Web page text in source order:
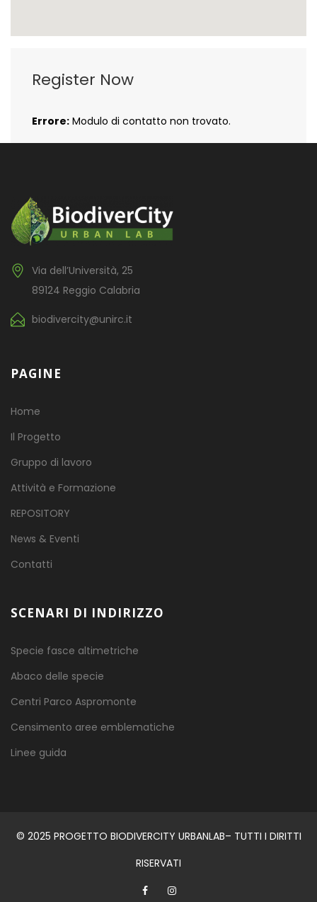
Register Now
Errore: Modulo di contatto non trovato.
Via dell’Università, 25
89124 Reggio Calabria
biodivercity@unirc.it
PAGINE
Home
Il Progetto
Gruppo di lavoro
Attività e Formazione
REPOSITORY
News & Eventi
Contatti
SCENARI DI INDIRIZZO
Specie fasce altimetriche
Abaco delle specie
Centri Parco Aspromonte
Censimento aree emblematiche
Linee guida
© 2025 PROGETTO BIODIVERCITY URBANLAB– TUTTI I DIRITTI
RISERVATI